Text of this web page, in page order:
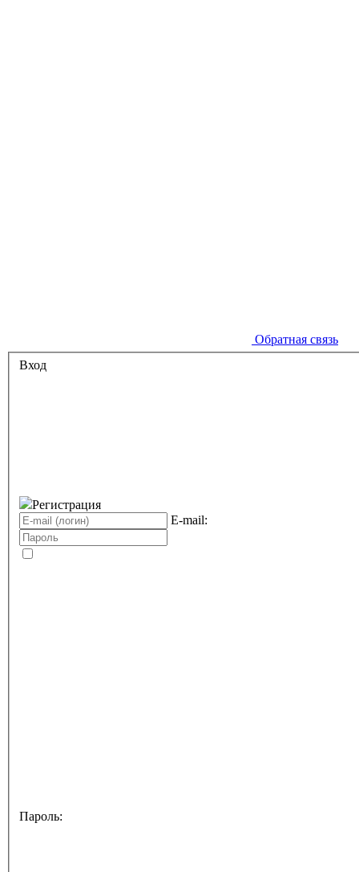
Обратная связь
Вход
Регистрация
E-mail:
Пароль: